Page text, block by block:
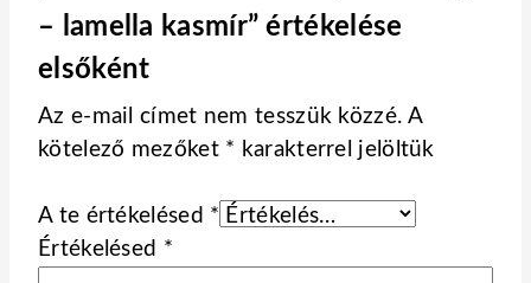
– lamella kasmír” értékelése
elsőként
Az e-mail címet nem tesszük közzé. A
kötelező mezőket * karakterrel jelöltük
A te értékelésed *
Értékelésed *